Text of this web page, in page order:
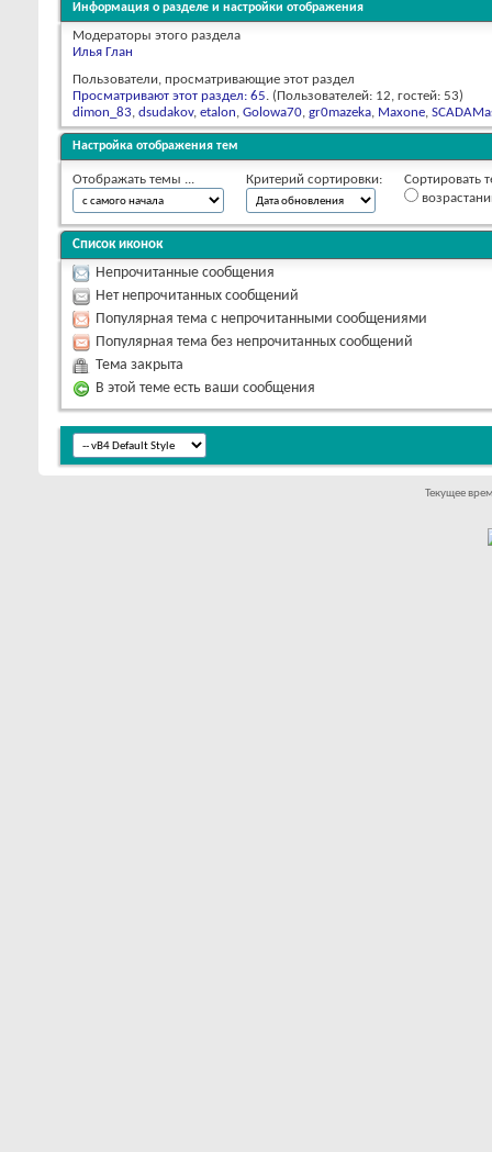
Информация о разделе и настройки отображения
Модераторы этого раздела
Илья Глан
Пользователи, просматривающие этот раздел
Просматривают этот раздел: 65. (Пользователей: 12, гостей: 53)
dimon_83, dsudakov, etalon, Golowa70, gr0mazeka, Maxone,
Настройка отображения тем
Отображать темы ... Критерий сортировки:
Сортировать
Список иконок
Непрочитанные сообщения
Нет непрочитанных сообщений
Популярная тема с непрочитанными сообщениями
Популярная тема без непрочитанных сообщений
Тема закрыта
В этой теме есть ваши сообщения
Текущее